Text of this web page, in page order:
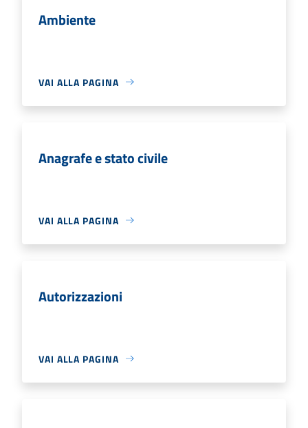
Ambiente
VAI ALLA PAGINA
Anagrafe e stato civile
VAI ALLA PAGINA
Autorizzazioni
VAI ALLA PAGINA